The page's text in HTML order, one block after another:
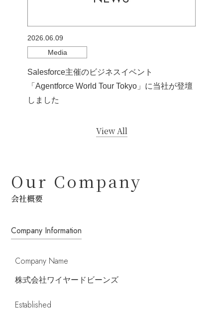
2026.06.09
Media
Salesforce主催のビジネスイベント
「Agentforce World Tour Tokyo」に当社が登壇
しました
View All
Our Company
会社概要
Company Information
Company Name
株式会社ワイヤードビーンズ
Established